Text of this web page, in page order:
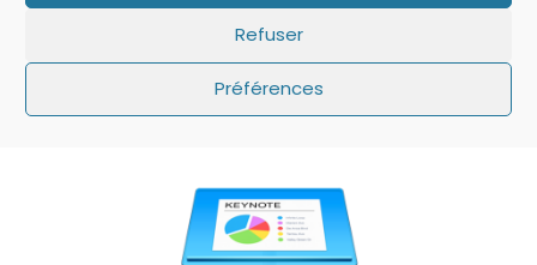
Refuser
Préférences
IOS: QUE FAIRE SI LE MINUTEUR NE S’AFFICHE
PAS SUR L’ÉCRAN DE VERROUILLAGE ?